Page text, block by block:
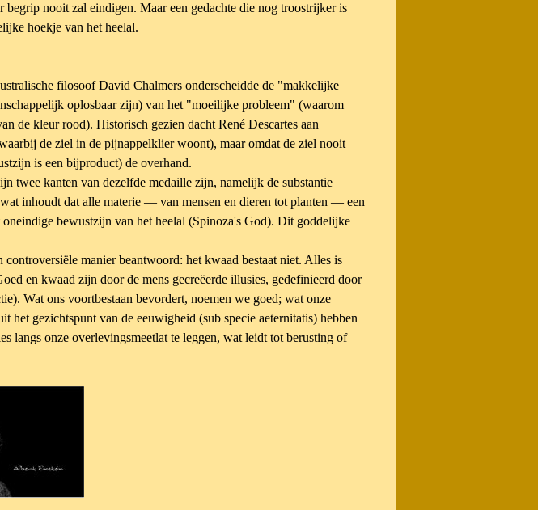
nooit zal eindigen. Maar een gedachte die nog troostrijker is
hoekje van het heelal.
filosoof David Chalmers onderscheidde de "makkelijke
oplosbaar zijn) van het "moeilijke probleem" (waarom
de kleur rood). Historisch gezien dacht René Descartes aan
de ziel in de pijnappelklier woont), maar omdat de ziel nooit
is een bijproduct) de overhand.
twee kanten van dezelfde medaille zijn, namelijk de substantie
inhoudt dat alle materie — van mensen en dieren tot planten — een
bewustzijn van het heelal (Spinoza's God). Dit goddelijke
manier beantwoord: het kwaad bestaat niet. Alles is
en kwaad zijn door de mens gecreëerde illusies, gedefinieerd door
Wat ons voortbestaan bevordert, noemen we goed; wat onze
het gezichtspunt van deeeuwigheid (sub specie aeternitatis) hebben
langs onze overlevingsmeetlat te leggen, wat leidt tot berusting of